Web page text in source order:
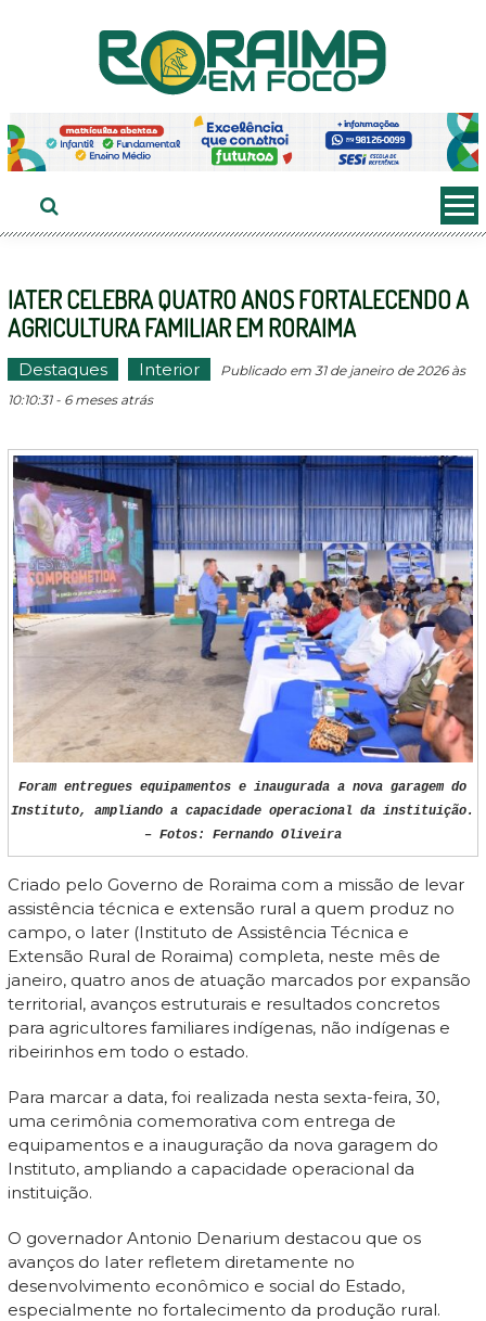
IATER CELEBRA QUATRO ANOS FORTALECENDO A
AGRICULTURA FAMILIAR EM RORAIMA
Destaques Interior
Publicado em 31 de janeiro de 2026 às
10:10:31 - 6 meses atrás
Foram entregues equipamentos e inaugurada a nova garagem do
Instituto, ampliando a capacidade operacional da instituição.
– Fotos: Fernando Oliveira
Criado pelo Governo de Roraima com a missão de levar
assistência técnica e extensão rural a quem produz no
campo, o Iater (Instituto de Assistência Técnica e
Extensão Rural de Roraima) completa, neste mês de
janeiro, quatro anos de atuação marcados por expansão
territorial, avanços estruturais e resultados concretos
para agricultores familiares indígenas, não indígenas e
ribeirinhos em todo o estado.
Para marcar a data, foi realizada nesta sexta-feira, 30,
uma cerimônia comemorativa com entrega de
equipamentos e a inauguração da nova garagem do
Instituto, ampliando a capacidade operacional da
instituição.
O governador Antonio Denarium destacou que os
avanços do Iater refletem diretamente no
desenvolvimento econômico e social do Estado,
especialmente no fortalecimento da produção rural.